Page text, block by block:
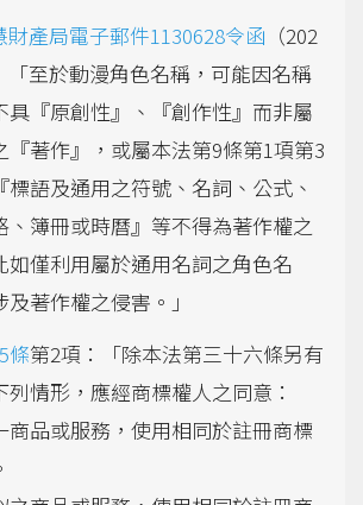
財產局電子郵件1130628令函 （202
至於動漫角色名稱，可能因名稱
具『原創性』、『創作性』而非屬
『著作』，或屬本法第9條第1項第3
標語及通用之符號、名詞、公式、
、簿冊或時曆』等不得為著作權之
如僅利用屬於通用名詞之角色名
著作權之侵害。」
條第2項：「除本法第三十六條另有
列情形，應經商標權人之同意：
商品或服務，使用相同於註冊商標